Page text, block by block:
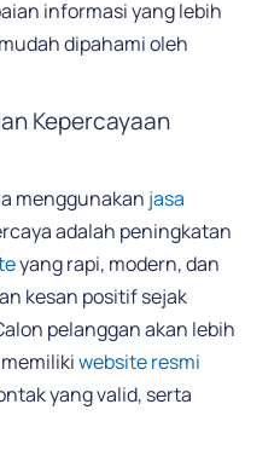
informasi yang lebih
dipahami oleh
Kepercayaan
menggunakan jasa
adalah peningkatan
yang rapi, modern, dan
kesan positif sejak
pelanggan akan lebih
memilikiwebsite resmi
yang valid, serta